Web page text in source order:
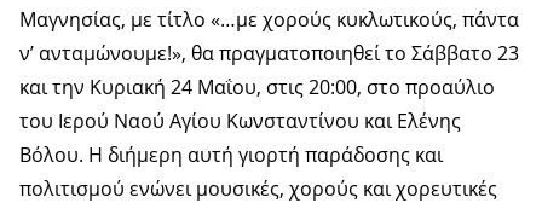
Μαγνησίας, με τίτλο «…με χορούς κυκλωτικούς, πάντα
ν’ ανταμώνουμε!», θα πραγματοποιηθεί το Σάββατο 23
και την Κυριακή 24 Μαΐου, στις 20:00, στο προαύλιο
του Ιερού Ναού Αγίου Κωνσταντίνου και Ελένης
Βόλου. Η διήμερη αυτή γιορτή παράδοσης και
πολιτισμού ενώνει μουσικές, χορούς και χορευτικές